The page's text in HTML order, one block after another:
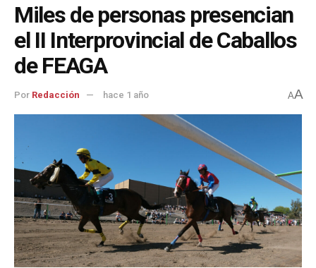
Miles de personas presencian
el II Interprovincial de Caballos
de FEAGA
Por Redacción hace 1 año AA